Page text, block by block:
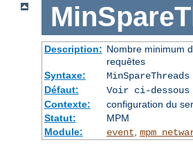
Description: Nombre minimum
requêtes
Syntaxe:
MinSpareThreads
Défaut:
Voir ci-
Contexte:
configuration du
Statut:
MPM
Module:
event